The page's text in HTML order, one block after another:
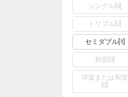
シングル 0
トリプル 0
セミダブル[ 1
和室 0
洋室または和室
0